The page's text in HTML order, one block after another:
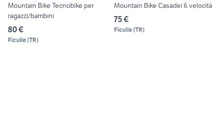
Mountain Bike Tecnobike per
ragazzi/bambini
80 €
Ficulle(TR)
Mountain Bike Casadei 6 velocità
75 €
Ficulle(TR)